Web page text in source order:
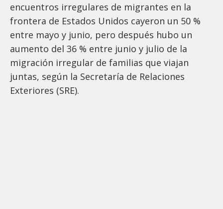
encuentros irregulares de migrantes en la
frontera de Estados Unidos cayeron un 50 %
entre mayo y junio, pero después hubo un
aumento del 36 % entre junio y julio de la
migración irregular de familias que viajan
juntas, según la Secretaría de Relaciones
Exteriores (SRE).